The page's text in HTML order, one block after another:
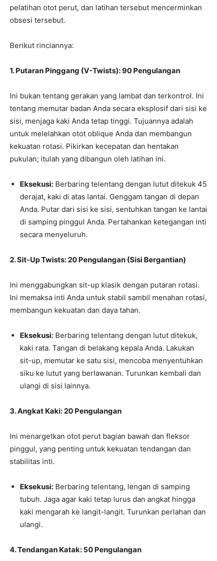
pelatihan otot perut, dan latihan tersebut mencerminkan
obsesi tersebut.
Berikut rinciannya:
1. Putaran Pinggang (V-Twists): 90 Pengulangan
Ini bukan tentang gerakan yang lambat dan terkontrol. Ini
tentang memutar badan Anda secara eksplosif dari sisi ke
sisi, menjaga kaki Anda tetap tinggi. Tujuannya adalah
untuk melelahkan otot oblique Anda dan membangun
kekuatan rotasi. Pikirkan kecepatan dan hentakan
pukulan; itulah yang dibangun oleh latihan ini.
Eksekusi: Berbaring telentang dengan lutut ditekuk 45
derajat, kaki di atas lantai. Genggam tangan di depan
Anda. Putar dari sisi ke sisi, sentuhkan tangan ke lantai
di samping pinggul Anda. Pertahankan ketegangan inti
secara menyeluruh.
2. Sit-Up Twists: 20 Pengulangan (Sisi Bergantian)
Ini menggabungkan sit-up klasik dengan putaran rotasi.
Ini memaksa inti Anda untuk stabil sambil menahan rotasi,
membangun kekuatan dan daya tahan.
Eksekusi: Berbaring telentang dengan lutut ditekuk,
kaki rata. Tangan di belakang kepala Anda. Lakukan
sit-up, memutar ke satu sisi, mencoba menyentuhkan
siku ke lutut yang berlawanan. Turunkan kembali dan
ulangi di sisi lainnya.
3. Angkat Kaki: 20 Pengulangan
Ini menargetkan otot perut bagian bawah dan fleksor
pinggul, yang penting untuk kekuatan tendangan dan
stabilitas inti.
Eksekusi: Berbaring telentang, lengan di samping
tubuh. Jaga agar kaki tetap lurus dan angkat hingga
kaki mengarah ke langit-langit. Turunkan perlahan dan
ulangi.
4. Tendangan Katak: 50 Pengulangan